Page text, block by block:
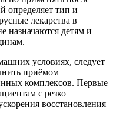
определяет тип и
лекарства в
назначаются детям и
условиях, следует
приёмом
комплексов. Первые
с резко
восстановления